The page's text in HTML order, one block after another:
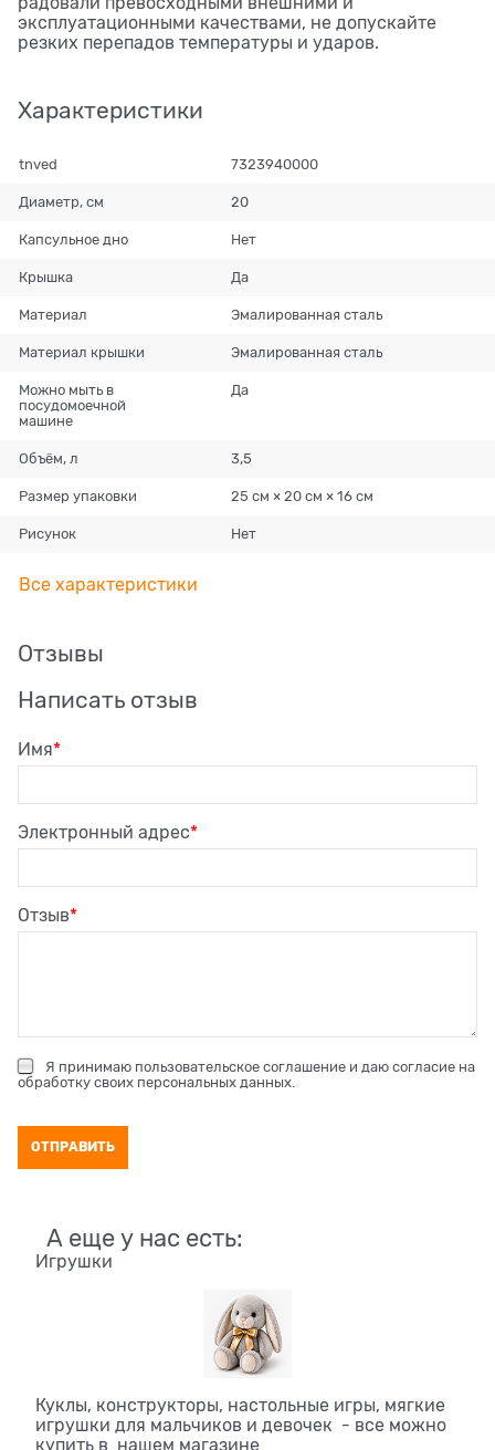
эксплуатационными качествами, не допускайте
резких перепадов температуры и ударов.
Характеристики
tnved 7323940000
Диаметр, см 20
Капсульное дно Нет
Крышка Да
Материал Эмалированная сталь
Материал крышки Эмалированная сталь
Можно мыть в
посудомоечной
машине
Да
Объём, л 3,5
Размер упаковки 25 см × 20 см × 16 см
Рисунок Нет
Все характеристики
Отзывы
Написать отзыв
Имя
Электронный адрес
Отзыв
Я принимаю пользовательское соглашение и даю согласие на
обработку своих персональных данных
А еще у нас есть:
Игрушки
Куклы, конструкторы, настольные игры, мягкие
игрушки для мальчиков и девочек - все можно
купить в нашем магазине